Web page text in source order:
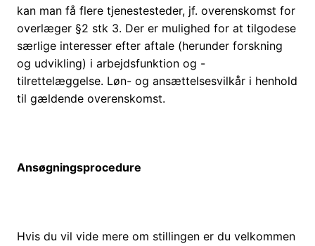
kan man få flere tjenestesteder, jf. overenskomst for
overlæger §2 stk 3. Der er mulighed for at tilgodese
særlige interesser efter aftale (herunder forskning
og udvikling) i arbejdsfunktion og -
tilrettelæggelse. Løn- og ansættelsesvilkår i henhold
til gældende overenskomst.
Ansøgningsprocedure
Hvis du vil vide mere om stillingen er du velkommen